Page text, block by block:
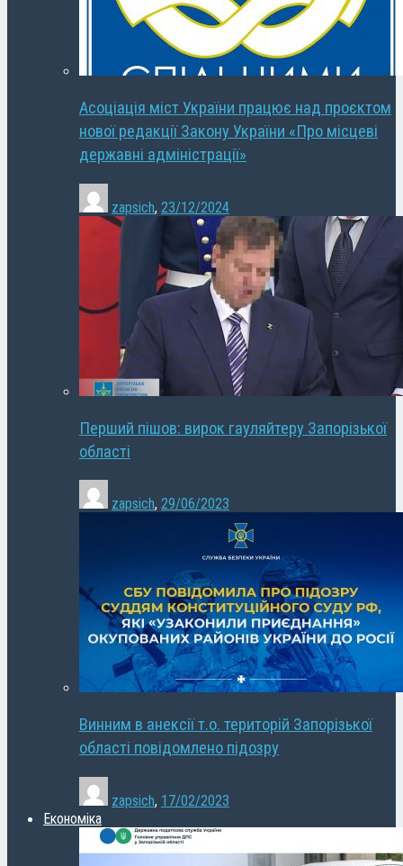
Асоціація міст України працює над проєктом
нової редакції Закону України «Про місцеві
державні адміністрації»
zapsich, 23/12/2024
Перший пішов: вирок гауляйтеру Запорізької
області
zapsich, 29/06/2023
Винним в анексії т.о. територій Запорізької
області повідомлено підозру
zapsich, 17/02/2023
Економіка